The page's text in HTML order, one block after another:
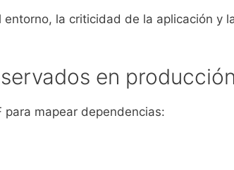
la criticidad de la aplicación y
en producción
para mapear dependencias: